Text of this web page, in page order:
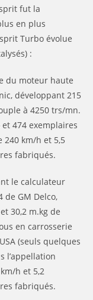
fut la
en plus
Turbo évolue
:
du moteur haute
développant 215
à 4250 trs/mn.
474 exemplaires
240 km/h et 5,5
fabriqués.
le calculateur
de GM Delco,
30,2 m.kg de
en carrosserie
(seuls quelques
l’appellation
h et 5,2
fabriqués.